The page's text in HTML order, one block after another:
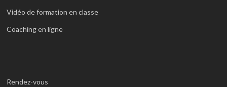
Vidéo de formation en classe
Coaching en ligne
Rendez-vous